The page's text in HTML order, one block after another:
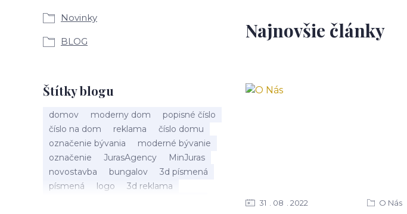
Novinky
BLOG
Štítky blogu
domov moderny dom
popisné číslo
číslo na dom
reklama
číslo domu
označenie bývania
moderné bývanie
označenie
JurasAgency
MinJuras
novostavba
bungalov
3d písmená
písmená
logo
3d reklama
Najnovšie články
31 08 2022 O Nás